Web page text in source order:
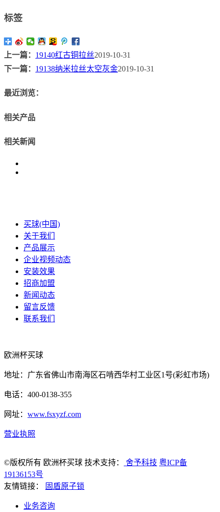
标签
上一篇： 19140红古铜拉丝2019-10-31
下一篇： 19138纳米拉丝太空灰金2019-10-31
最近浏览：
相关产品
相关新闻
买球(中国)
关于我们
产品展示
企业视频动态
安装效果
招商加盟
新闻动态
留言反馈
联系我们
欧洲杯买球
地址：广东省佛山市南海区石啃西华村工业区1号(彩虹市场)
电话：400-0138-355
网址： www.fsxyzf.com
营业执照
©版权所有 欧洲杯买球 技术支持： 舍予科技 粤ICP备
19136153号
友情链接：
固盾原子锁
业务咨询